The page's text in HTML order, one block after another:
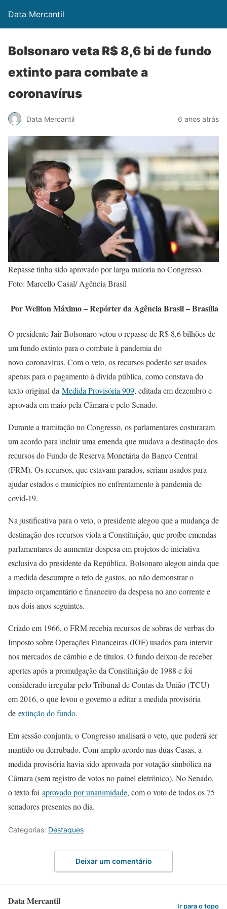
Data Mercantil
Bolsonaro veta R$ 8,6 bi de fundo
extinto para combate a
coronavírus
Data Mercantil 6 anos atrás
Repasse tinha sido aprovado por larga maioria no Congresso.
Foto: Marcello Casal/ Agência Brasil
Por Wellton Máximo – Repórter da Agência Brasil – Brasília
O presidente Jair Bolsonaro vetou o repasse de R$ 8,6 bilhões de
um fundo extinto para o combate à pandemia do
novo coronavírus. Com o veto, os recursos poderão ser usados
apenas para o pagamento à dívida pública, como constava do
texto original da Medida Provisória 909, editada em dezembro e
aprovada em maio pela Câmara e pelo Senado.
Durante a tramitação no Congresso, os parlamentares costuraram
um acordo para incluir uma emenda que mudava a destinação dos
recursos do Fundo de Reserva Monetária do Banco Central
(FRM). Os recursos, que estavam parados, seriam usados para
ajudar estados e municípios no enfrentamento à pandemia de
covid-19.
Na justificativa para o veto, o presidente alegou que a mudança de
destinação dos recursos viola a Constituição, que proíbe emendas
parlamentares de aumentar despesa em projetos de iniciativa
exclusiva do presidente da República. Bolsonaro alegou ainda que
a medida descumpre o teto de gastos, ao não demonstrar o
impacto orçamentário e financeiro da despesa no ano corrente e
nos dois anos seguintes.
Criado em 1966, o FRM recebia recursos de sobras de verbas do
Imposto sobre Operações Financeiras (IOF) usados para intervir
nos mercados de câmbio e de títulos. O fundo deixou de receber
aportes após a promulgação da Constituição de 1988 e foi
considerado irregular pelo Tribunal de Contas da União (TCU)
em 2016, o que levou o governo a editar a medida provisória
de extinção do fundo.
Em sessão conjunta, o Congresso analisará o veto, que poderá ser
mantido ou derrubado. Com amplo acordo nas duas Casas, a
medida provisória havia sido aprovada por votação simbólica na
Câmara (sem registro de votos no painel eletrônico). No Senado,
o texto foi aprovado por unanimidade, com o voto de todos os 75
senadores presentes no dia.
Categorias: Destaques
Deixar um comentário
Data Mercantil Ir para o topo